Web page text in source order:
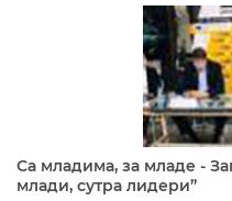
Са младима, за младе -
млади, сутра лидери”